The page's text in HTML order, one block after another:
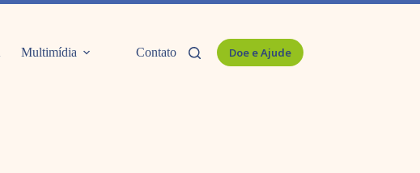
Multimídia Contato Doe e Ajude